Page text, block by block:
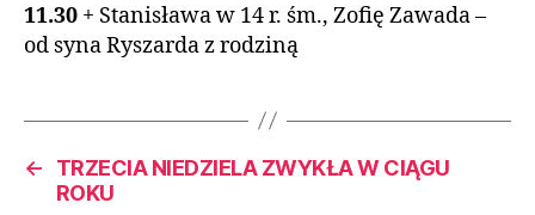
11.30 + Stanisława w 14 r. śm., Zofię Zawada –
od syna Ryszarda z rodziną
←
TRZECIA NIEDZIELA ZWYKŁA W CIĄGU
ROKU